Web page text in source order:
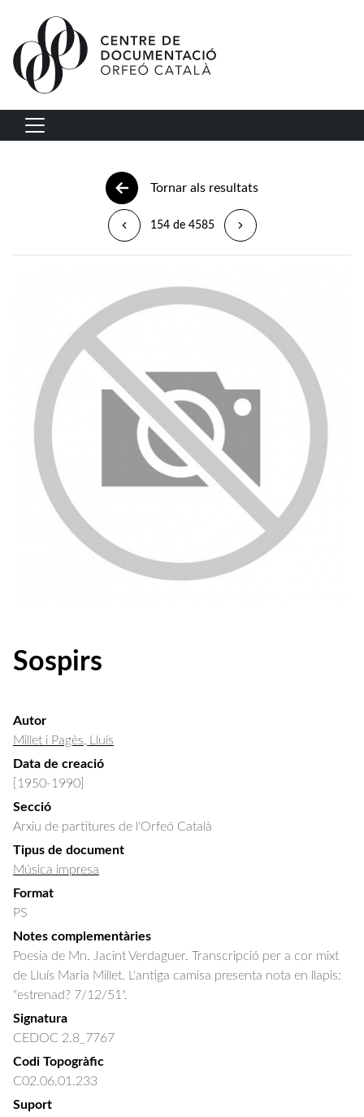
Vés al contingut
Navegació principal
Tornar als resultats
154 de 4585
Sospirs
Autor
Millet i Pagès, Lluís
Data de creació
[1950-1990]
Secció
Arxiu de partitures de l'Orfeó Català
Tipus de document
Música impresa
Format
PS
Notes complementàries
Poesia de Mn. Jacint Verdaguer. Transcripció per a cor mixt
de Lluís Maria Millet. L'antiga camisa presenta nota en llapis:
"estrenad? 7/12/51".
Signatura
CEDOC 2.8_7767
Codi Topogràfic
C02.06.01.233
Suport